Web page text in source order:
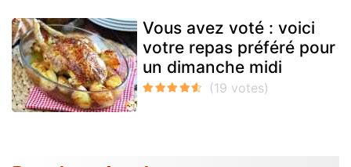
Vous avez voté : voici
votre repas préféré pour
un dimanche midi